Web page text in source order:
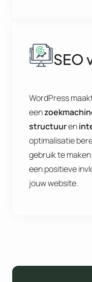
SEO
WordPress
een
structuuren
optimalisatie
gebruik te
een positieve
jouw website.